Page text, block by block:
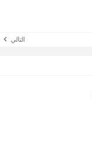
التالي